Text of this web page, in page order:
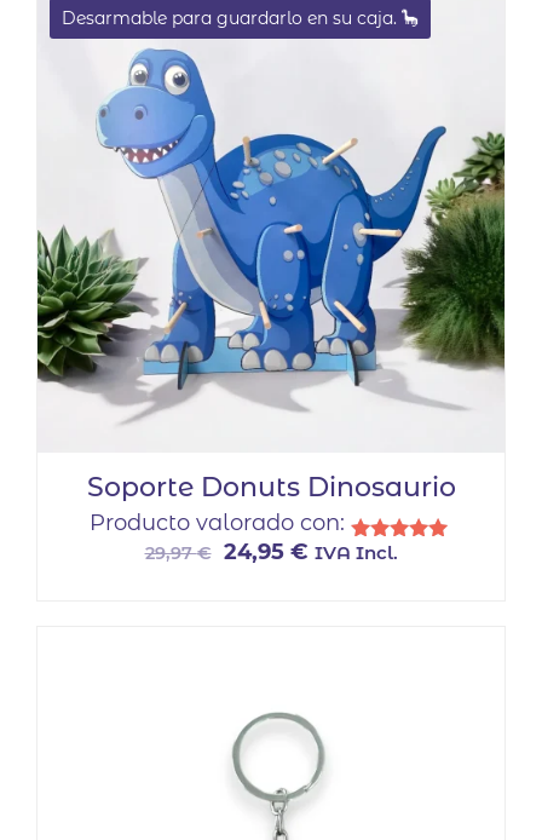
EN OFERTA
Desarmable para guardarlo en su caja. 🦕
Soporte Donuts Dinosaurio
Producto valorado con:
Valorado
29,97€ El
24,95 €El
IVA Incl.